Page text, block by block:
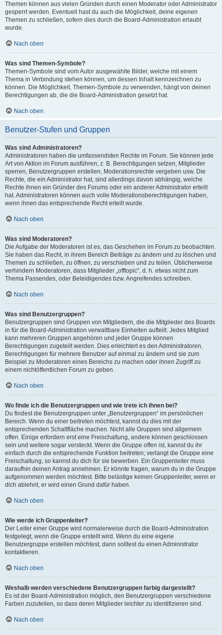
Themen können aus vielen Gründen durch einen Moderator oder Administrator
gesperrt werden. Eventuell hast du auch die Möglichkeit, deine eigenen
Themen zu schließen, sofern dies durch die Board-Administration erlaubt
wurde.
Nach oben
Was sind Themen-Symbole?
Themen-Symbole sind vom Autor ausgewählte Bilder, welche mit einem
Thema in Verbindung stehen können, um dessen Inhalt kennzeichnen zu
können. Die Möglichkeit, Themen-Symbole zu verwenden, hängt von deinen
Berechtigungen ab, die die Board-Administration gesetzt hat.
Nach oben
Benutzer-Stufen und Gruppen
Was sind Administratoren?
Administratoren haben die umfassendsten Rechte im Forum. Sie können jede
Art von Aktion im Forum ausführen; z. B. Berechtigungen setzen, Mitglieder
sperren, Benutzergruppen erstellen, Moderationsrechte vergeben usw. Die
Rechte, die ein Administrator hat, sind allerdings davon abhängig, welche
Rechte ihnen ein Gründer des Forums oder ein anderer Administrator erteilt
hat. Administratoren können auch volle Moderationsberechtigungen haben,
wenn ihnen das entsprechende Recht erteilt wurde.
Nach oben
Was sind Moderatoren?
Die Aufgabe der Moderatoren ist es, das Geschehen im Forum zu beobachten.
Sie haben das Recht, in ihrem Bereich Beiträge zu ändern und zu löschen und
Themen zu schließen, zu öffnen, zu verschieben und zu teilen. Üblicherweise
verhindern Moderatoren, dass Mitglieder „offtopic“, d. h. etwas nicht zum
Thema Passendes, oder Beleidigendes bzw. Angreifendes schreiben.
Nach oben
Was sind Benutzergruppen?
Benutzergruppen sind Gruppen von Mitgliedern, die die Mitglieder des Boards
in für die Board-Administration verwaltbare Einheiten aufteilt. Jedes Mitglied
kann mehreren Gruppen angehören und jeder Gruppe können
Berechtigungen zugeteilt werden. Dies erleichtert es den Administratoren,
Berechtigungen für mehrere Benutzer auf einmal zu ändern und sie zum
Beispiel zu Moderatoren eines Bereichs zu machen oder ihnen Zugriff zu
einem nichtöffentlichen Forum zu geben.
Nach oben
Wo finde ich die Benutzergruppen und wie trete ich ihnen bei?
Du findest die Benutzergruppen unter „Benutzergruppen“ im persönlichen
Bereich. Wenn du einer beitreten möchtest, kannst du dies mit der
entsprechenden Schaltfläche machen. Nicht alle Gruppen sind allgemein
offen. Einige erfordern erst eine Freischaltung, andere können geschlossen
sein und weitere sogar versteckt. Wenn die Gruppe offen ist, kannst du ihr
einfach durch die entsprechende Funktion beitreten; verlangt die Gruppe eine
Freischaltung, so kannst du dich für sie bewerben. Ein Gruppenleiter muss
daraufhin deinen Antrag annehmen. Er könnte fragen, warum du in die Gruppe
aufgenommen werden möchtest. Bitte belästige keinen Gruppenleiter, wenn er
dich ablehnt, er wird einen Grund dafür haben.
Nach oben
Wie werde ich Gruppenleiter?
Der Leiter einer Gruppe wird normalerweise durch die Board-Administration
festgelegt, wenn die Gruppe erstellt wird. Wenn du eine eigene
Benutzergruppe erstellen möchtest, dann solltest du einen Administrator
kontaktieren.
Nach oben
Weshalb werden verschiedene Benutzergruppen farbig dargestellt?
Es ist der Board-Administration möglich, den Benutzergruppen verschiedene
Farben zuzuteilen, so dass deren Mitglieder leichter zu identifizieren sind.
Nach oben